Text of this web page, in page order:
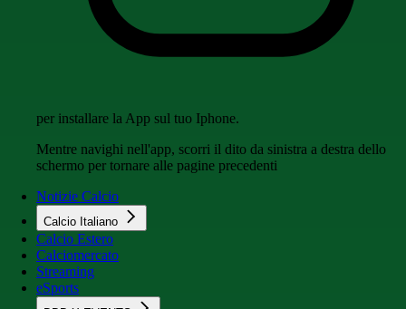
per installare la App sul tuo Iphone.
Mentre navighi nell'app, scorri il dito da sinistra a destra dello
schermo per tornare alle pagine precedenti
Notizie Calcio
Calcio Italiano
Calcio Estero
Calciomercato
Streaming
eSports